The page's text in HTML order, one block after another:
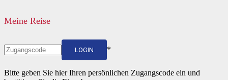
Meine Reise
LOGIN *
Bitte geben Sie hier Ihren persönlichen Zugangscode ein und